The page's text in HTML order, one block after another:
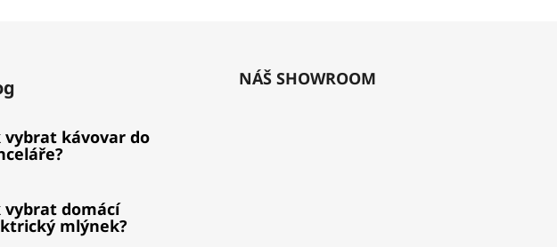
vybrat kávovar do
vybrat domácí
mlýnek?
NÁŠ SHOWROOM